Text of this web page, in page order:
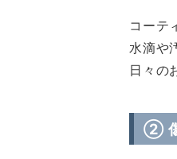
コーテ
水滴や
日々の
② 傷